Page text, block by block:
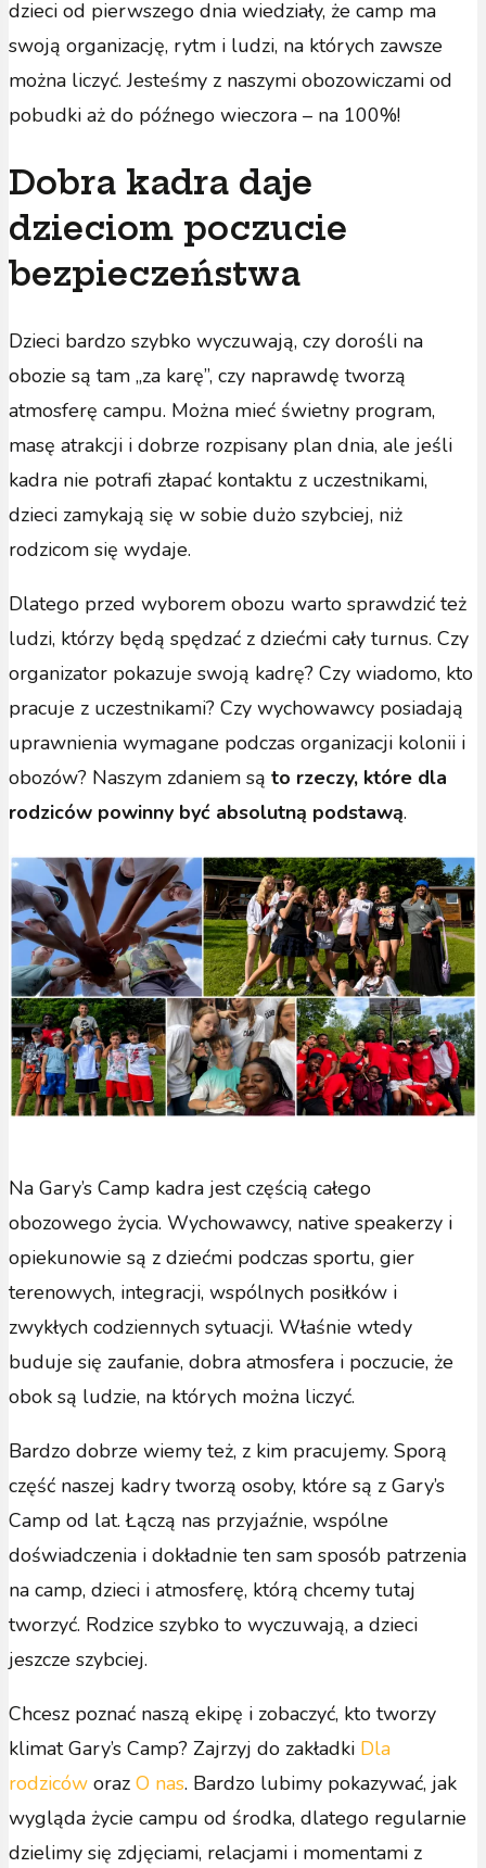
dzieci od pierwszego dnia wiedziały, że camp ma
swoją organizację, rytm i ludzi, na których zawsze
można liczyć. Jesteśmy z naszymi obozowiczami od
pobudki aż do późnego wieczora – na 100%!
Dobra kadra daje
dzieciom poczucie
bezpieczeństwa
Dzieci bardzo szybko wyczuwają, czy dorośli na
obozie są tam „za karę”, czy naprawdę tworzą
atmosferę campu. Można mieć świetny program,
masę atrakcji i dobrze rozpisany plan dnia, ale jeśli
kadra nie potrafi złapać kontaktu z uczestnikami,
dzieci zamykają się w sobie dużo szybciej, niż
rodzicom się wydaje.
Dlatego przed wyborem obozu warto sprawdzić też
ludzi, którzy będą spędzać z dziećmi cały turnus. Czy
organizator pokazuje swoją kadrę? Czy wiadomo, kto
pracuje z uczestnikami? Czy wychowawcy posiadają
uprawnienia wymagane podczas organizacji kolonii i
obozów? Naszym zdaniem są to rzeczy, które dla
rodziców powinny być absolutną podstawą.
Na Gary’s Camp kadra jest częścią całego
obozowego życia. Wychowawcy, native speakerzy i
opiekunowie są z dziećmi podczas sportu, gier
terenowych, integracji, wspólnych posiłków i
zwykłych codziennych sytuacji. Właśnie wtedy
buduje się zaufanie, dobra atmosfera i poczucie, że
obok są ludzie, na których można liczyć.
Bardzo dobrze wiemy też, z kim pracujemy. Sporą
część naszej kadry tworzą osoby, które są z Gary’s
Camp od lat. Łączą nas przyjaźnie, wspólne
doświadczenia i dokładnie ten sam sposób patrzenia
na camp, dzieci i atmosferę, którą chcemy tutaj
tworzyć. Rodzice szybko to wyczuwają, a dzieci
jeszcze szybciej.
Chcesz poznać naszą ekipę i zobaczyć, kto tworzy
klimat Gary’s Camp? Zajrzyj do zakładki Dla
rodziców oraz O nas. Bardzo lubimy pokazywać, jak
wygląda życie campu od środka, dlatego regularnie
dzielimy się zdjęciami, relacjami i momentami z